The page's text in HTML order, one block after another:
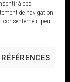
à ces
de navigation
consentement peut